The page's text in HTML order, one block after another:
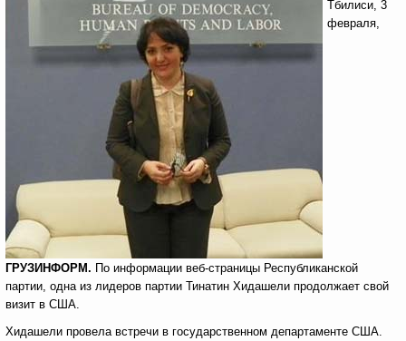
Тбилиси, 3
февраля,
ГРУЗИНФОРМ. По информации веб-страницы Республиканской
партии, одна из лидеров партии Тинатин Хидашели продолжает свой
визит в США.
Хидашели провела встречи в государственном департаменте США.